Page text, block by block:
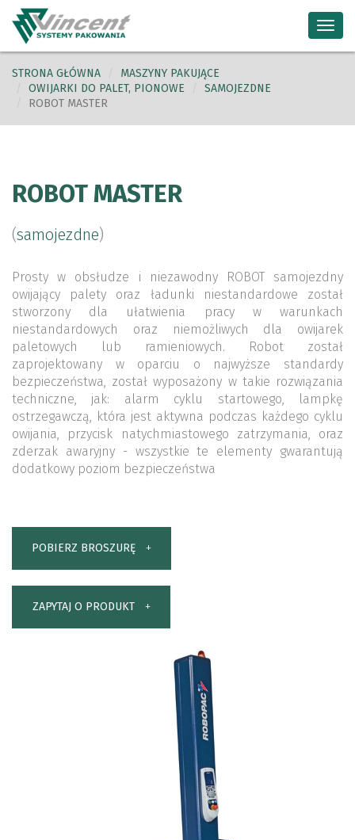
STRONA GŁÓWNA
MASZYNY PAKUJĄCE
OWIJARKI DO PALET, PIONOWE
SAMOJEZDNE
ROBOT MASTER
ROBOT MASTER
(samojezdne)
Prosty w obsłudze i niezawodny ROBOT samojezdny
owijający palety oraz ładunki niestandardowe został
stworzony dla ułatwienia pracy w warunkach
niestandardowych oraz niemożliwych dla owijarek
paletowych lub ramieniowych. Robot został
zaprojektowany w oparciu o najwyższe standardy
bezpieczeństwa, został wyposażony w takie rozwiązania
techniczne, jak: alarm cyklu startowego, lampkę
ostrzegawczą, która jest aktywna podczas każdego cyklu
owijania, przycisk natychmiastowego zatrzymania, oraz
zderzak awaryjny - wszystkie te elementy gwarantują
dodatkowy poziom bezpieczeństwa
POBIERZ BROSZURĘ
ZAPYTAJ O PRODUKT